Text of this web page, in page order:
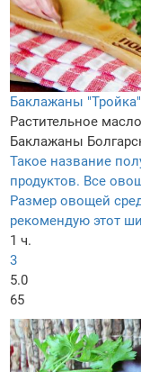
Баклажаны "Тройка"
Растительное масло
Баклажаны
Такое название
продуктов. Все
Размер овощей
рекомендую этот
1 ч.
3
5.0
65